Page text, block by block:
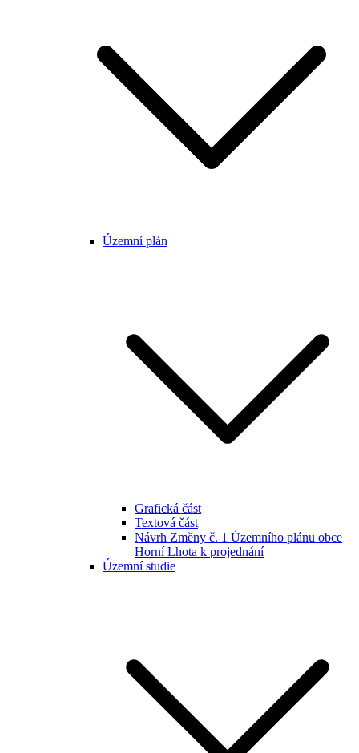
Územní plán
Grafická část
Textová část
Návrh Změny č. 1 Územního plánu obce
Horní Lhota k projednání
Územní studie